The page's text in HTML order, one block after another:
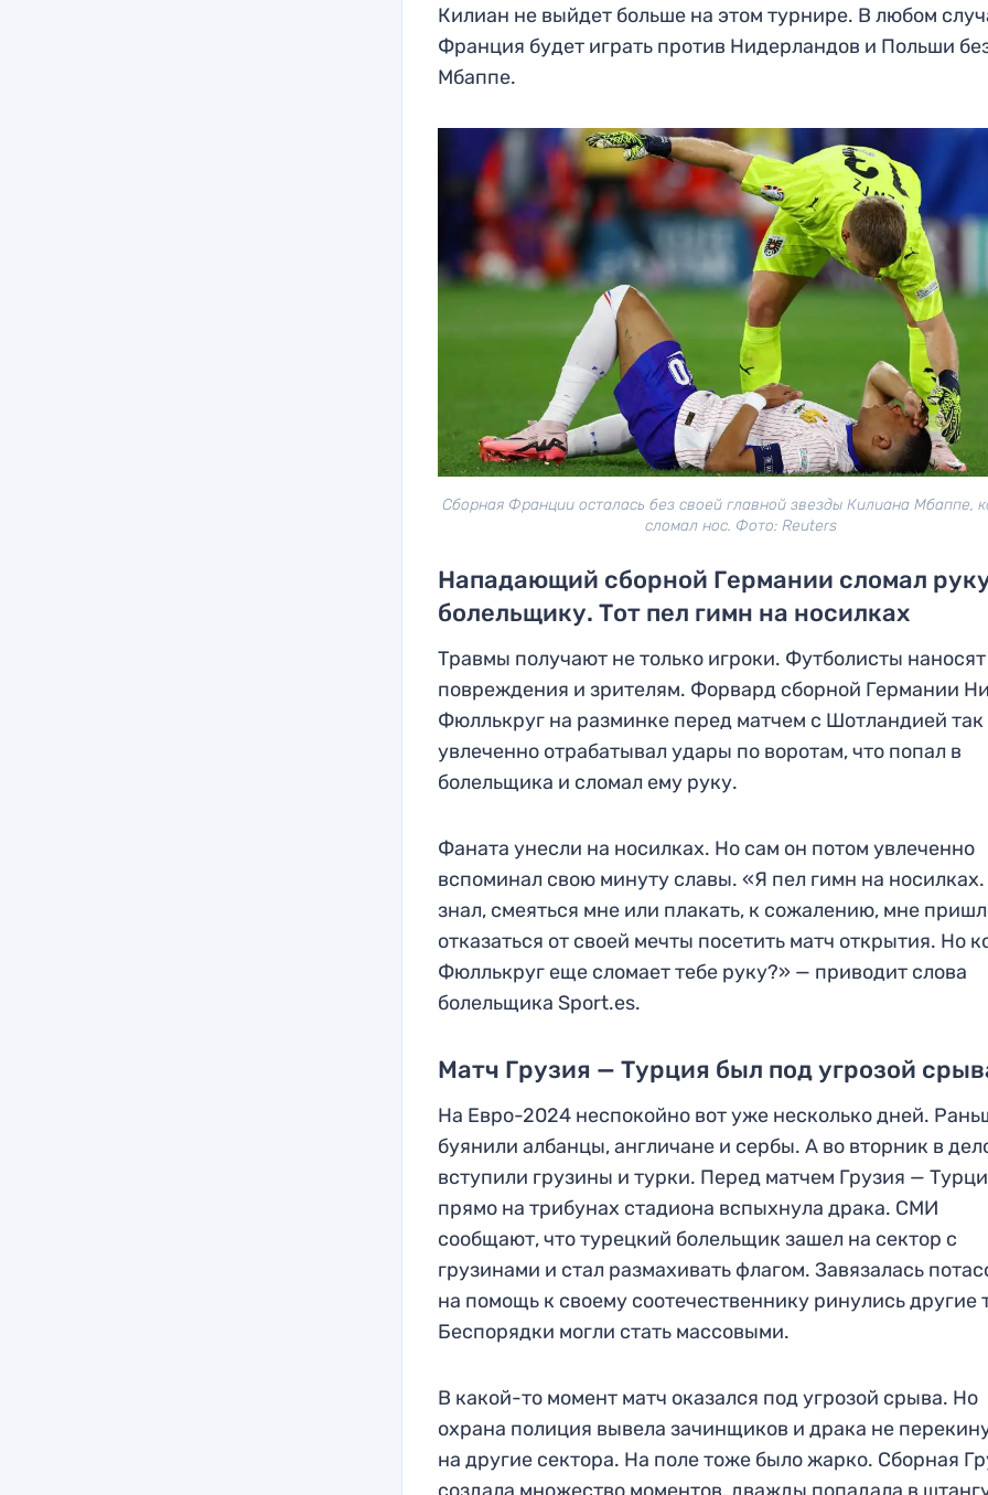
Килиан не выйдет больше на этом турнире. В любом
Франция будет играть против Нидерландов и Польши
Мбаппе.
Сборная Франции осталась без своей главной звезды Килиана Мбаппе,
сломал нос. Фото: Reuters
Нападающий сборной Германии сломал
болельщику. Тот пел гимн на носилках
Травмы получают не только игроки. Футболисты наносят
повреждения и зрителям. Форвард сборной Германии
Фюллькруг на разминке перед матчем с Шотландией так
увлеченно отрабатывал удары по воротам, что попал в
болельщика и сломал ему руку.
Фаната унесли на носилках. Но сам он потом увлеченно
вспоминал свою минуту славы. «Я пел гимн на
знал, смеяться мне или плакать, к сожалению, мне
отказаться от своей мечты посетить матч открытия. Но
Фюллькруг еще сломает тебе руку?» — приводит слова
болельщика Sport.es.
Матч Грузия — Турция был под угрозой
На Евро-2024 неспокойно вот уже несколько дней.
буянили албанцы, англичане и сербы. А во вторник в
вступили грузины и турки. Перед матчем Грузия —
прямо на трибунах стадиона вспыхнула драка. СМИ
сообщают, что турецкий болельщик зашел на сектор с
грузинами и стал размахивать флагом. Завязалась
на помощь к своему соотечественнику ринулись другие
Беспорядки могли стать массовыми.
В какой-то момент матч оказался под угрозой срыва. Но
охрана полиция вывела зачинщиков и драка не
на другие сектора. На поле тоже было жарко. Сборная